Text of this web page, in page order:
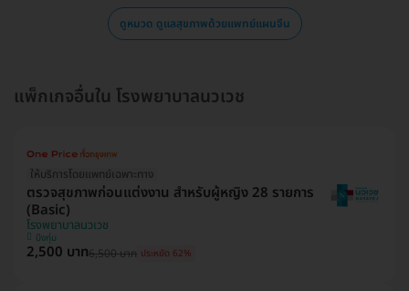
ดูหมวด ดูแลสุขภาพด้วยแพทย์แผนจีน
แพ็กเกจอื่นใน โรงพยาบาลนวเวช
ให้บริการโดยแพทย์เฉพาะทาง
ตรวจสุขภาพก่อนแต่งงาน สำหรับผู้หญิง 28 รายการ
(Basic)
โรงพยาบาลนวเวช
บึงกุ่ม
2,500 บาท6,500 บาท ประหยัด 62%